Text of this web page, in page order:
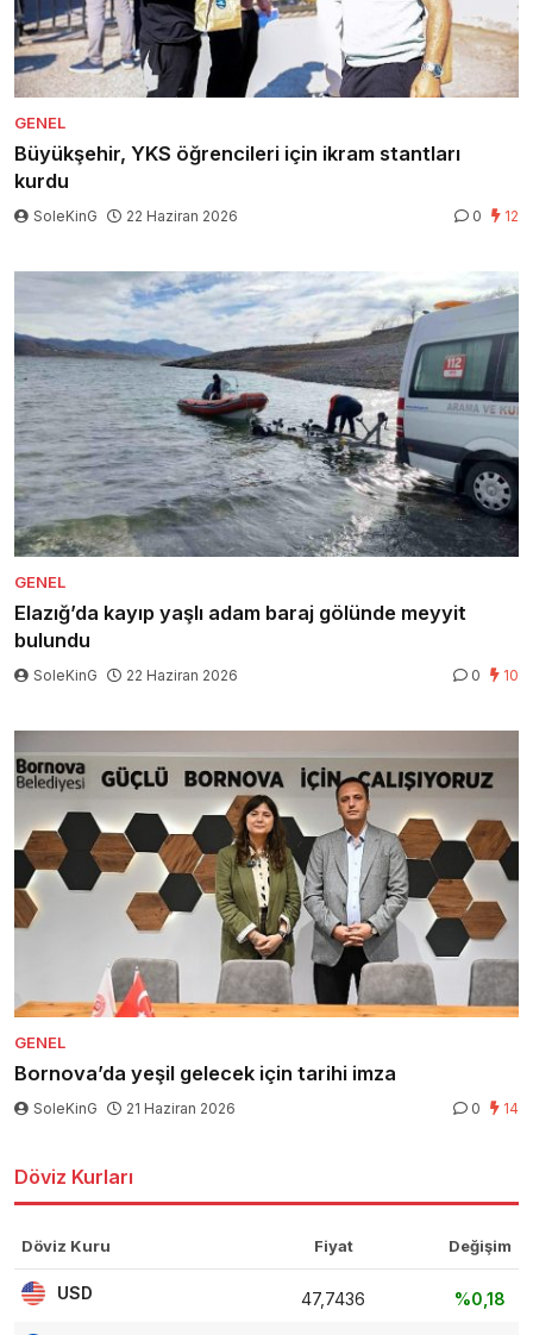
GENEL
Büyükşehir, YKS öğrencileri için ikram stantları
kurdu
SoleKinG 22 Haziran 2026 0 12
GENEL
Elazığ’da kayıp yaşlı adam baraj gölünde meyyit
bulundu
SoleKinG 22 Haziran 2026 0 10
GENEL
Bornova’da yeşil gelecek için tarihi imza
SoleKinG 21 Haziran 2026 0 14
Döviz Kurları
Döviz Kuru Fiyat Değişim
USD 47,7436 %0,18